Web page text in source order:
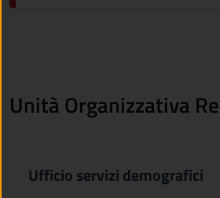
Unità Organizzativa
Ufficio servizi demografici